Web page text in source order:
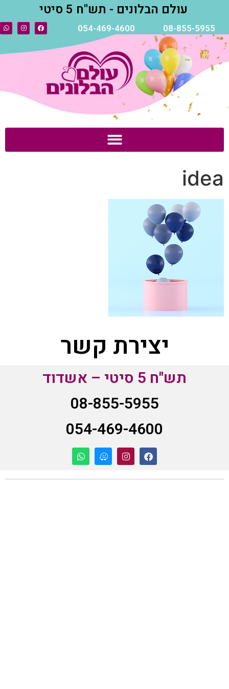
עולם הבלונים - תש"ח 5 סיטי
08-855-5955
054-469-4600
idea
יצירת קשר
תש"ח 5 סיטי – אשדוד
08-855-5955
054-469-4600